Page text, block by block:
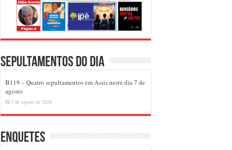
Sepultamentos do dia
B119 – Quatro sepultamentos em Assis neste dia 7 de
agosto
7 de agosto de 2026
Enquetes